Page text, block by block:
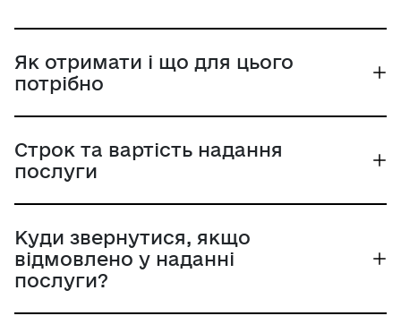
Як отримати і що для цього
потрібно
Строк та вартість надання
послуги
Куди звернутися, якщо
відмовлено у наданні
послуги?